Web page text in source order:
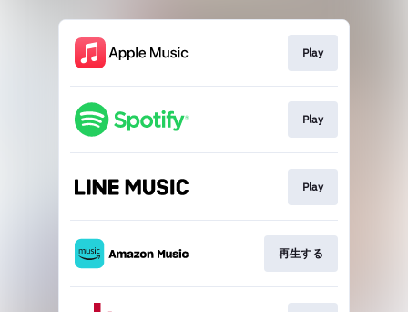
Play
Play
Play
再生する